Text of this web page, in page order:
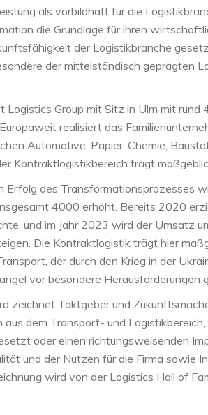
als vorbildhaft für die
die Grundlage für ihren
der Logistikbranche
der mittelständisch geprägten
Group mit Sitz in Ulm mit
realisiert das
Automotive, Papier, Chemie,
Kontraktlogistikbereich trägt
Erfolg des Transformationsprozesses
4000 erhöht. Bereits 2020
und im Jahr 2023 wird der Umsatz
Die Kontraktlogistik trägt hier
der durch den Krieg in der
vor besondere Herausforderungen
zeichnet Taktgeber und
dem Transport- und
oder einen richtungsweisenden
und der Nutzen für die Firma sowie
wird von der Logistics Hall of